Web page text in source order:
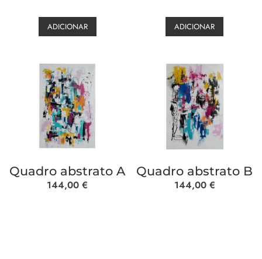
ADICIONAR ADICIONAR
Quadro abstrato A
144,00€
Quadro abstrato B
144,00 €